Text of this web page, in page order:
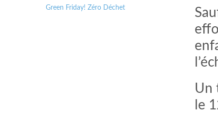
Un
le
Green Friday! Zéro Déchet